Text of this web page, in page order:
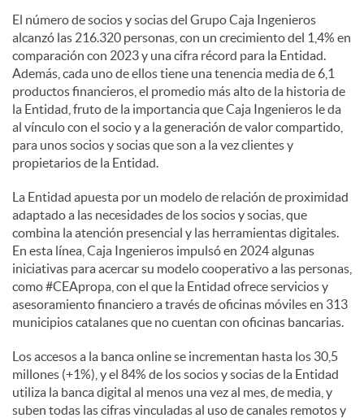
El número de socios y socias del Grupo Caja Ingenieros
alcanzó las 216.320 personas, con un crecimiento del 1,4% en
comparación con 2023 y una cifra récord para la Entidad.
Además, cada uno de ellos tiene una tenencia media de 6,1
productos financieros, el promedio más alto de la historia de
la Entidad, fruto de la importancia que Caja Ingenieros le da
al vínculo con el socio y a la generación de valor compartido,
para unos socios y socias que son a la vez clientes y
propietarios de la Entidad.
La Entidad apuesta por un modelo de relación de proximidad
adaptado a las necesidades de los socios y socias, que
combina la atención presencial y las herramientas digitales.
En esta línea, Caja Ingenieros impulsó en 2024 algunas
iniciativas para acercar su modelo cooperativo a las personas,
como #CEApropa, con el que la Entidad ofrece servicios y
asesoramiento financiero a través de oficinas móviles en 313
municipios catalanes que no cuentan con oficinas bancarias.
Los accesos a la banca online se incrementan hasta los 30,5
millones (+1%), y el 84% de los socios y socias de la Entidad
utiliza la banca digital al menos una vez al mes, de media, y
suben todas las cifras vinculadas al uso de canales remotos y